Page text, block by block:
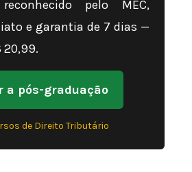
pelo MEC,
e garantia de 7 dias —
20,99.
a pós-graduação
de Direito Tributário